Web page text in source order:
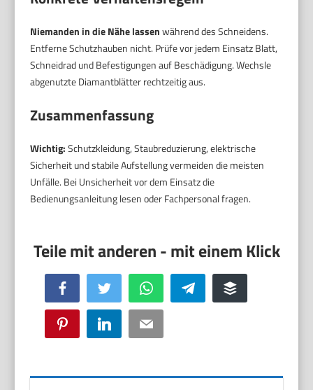
Niemanden in die Nähe lassenwährend des Schneidens.
Entferne Schutzhauben nicht. Prüfe vor jedem Einsatz Blatt,
Schneidrad und Befestigungen auf Beschädigung. Wechsle
abgenutzte Diamantblätter rechtzeitig aus.
Zusammenfassung
Wichtig:Schutzkleidung, Staubreduzierung, elektrische
Sicherheit und stabile Aufstellung vermeiden die meisten
Unfälle. Bei Unsicherheit vor dem Einsatz die
Bedienungsanleitung lesen oder Fachpersonal fragen.
Facebook Twitter WhatsApp Telegram Buffer
Pinterest LinkedIn Email